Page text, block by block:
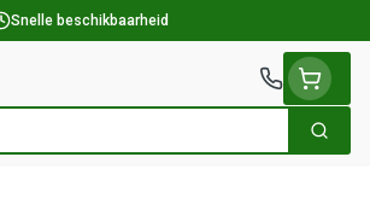
Snelle beschikbaarheid
Zoek